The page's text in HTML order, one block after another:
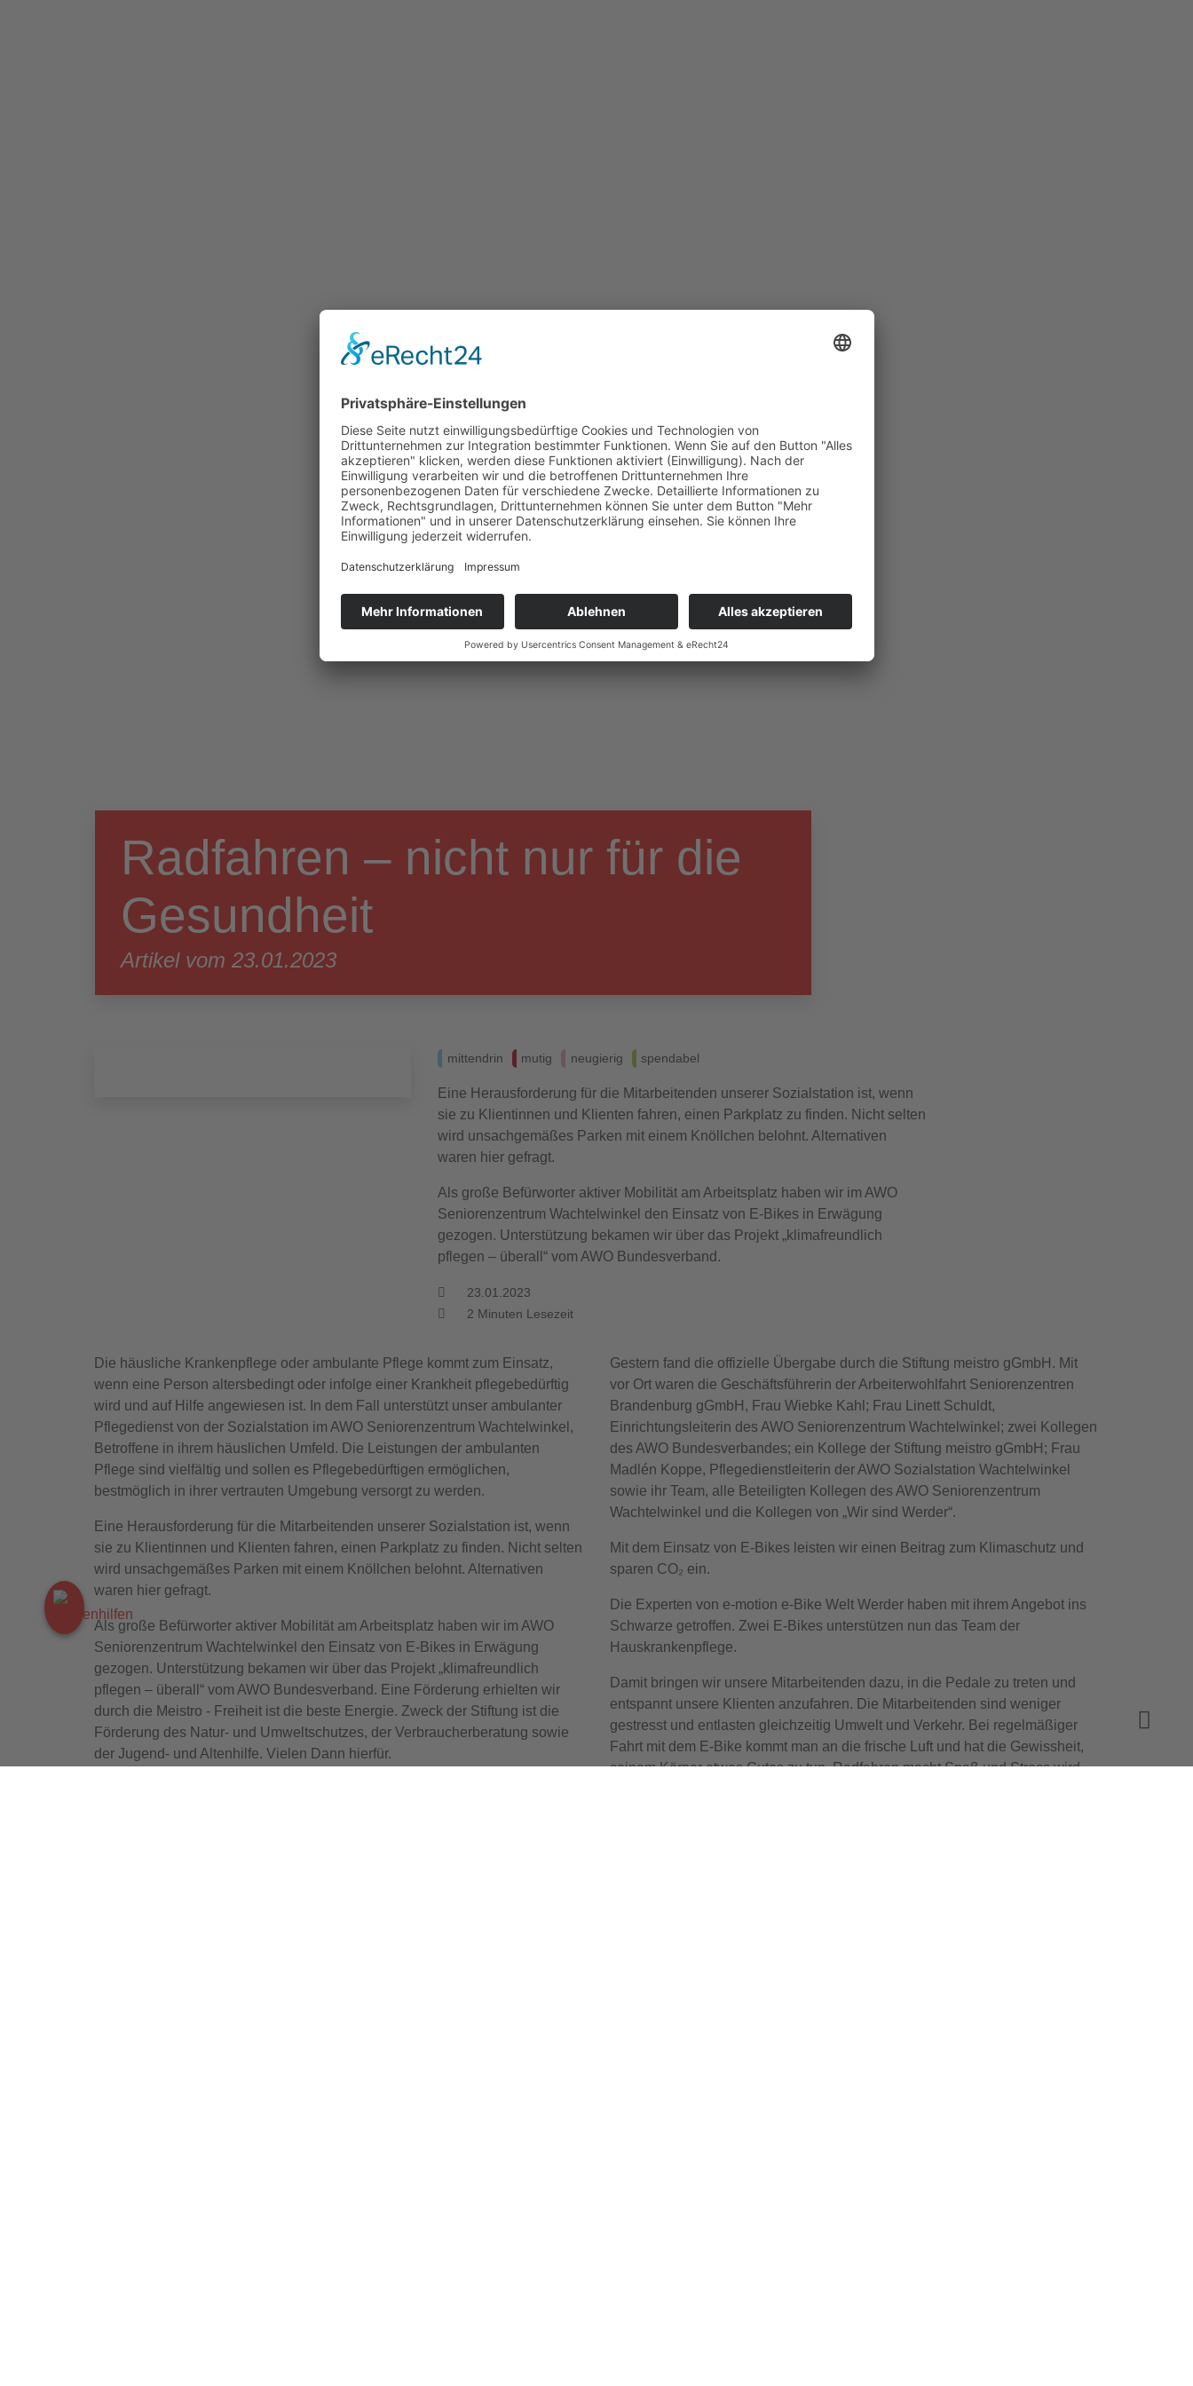
Radfahren – nicht nur für die
Gesundheit
Artikel vom 23.01.2023
mittendrin mutig neugierig spendabel
Eine Herausforderung für die Mitarbeitenden unserer Sozialstation ist, wenn
sie zu Klientinnen und Klienten fahren, einen Parkplatz zu finden. Nicht selten
wird unsachgemäßes Parken mit einem Knöllchen belohnt. Alternativen
waren hier gefragt.
Als große Befürworter aktiver Mobilität am Arbeitsplatz haben wir im AWO
Seniorenzentrum Wachtelwinkel den Einsatz von E-Bikes in Erwägung
gezogen. Unterstützung bekamen wir über das Projekt „klimafreundlich
pflegen – überall“ vom AWO Bundesverband.
23.01.2023
2 Minuten Lesezeit
Die häusliche Krankenpflege oder ambulante Pflege kommt zum Einsatz,
wenn eine Person altersbedingt oder infolge einer Krankheit pflegebedürftig
wird und auf Hilfe angewiesen ist. In dem Fall unterstützt unser ambulanter
Pflegedienst von der Sozialstation im AWO Seniorenzentrum Wachtelwinkel,
Betroffene in ihrem häuslichen Umfeld. Die Leistungen der ambulanten
Pflege sind vielfältig und sollen es Pflegebedürftigen ermöglichen,
bestmöglich in ihrer vertrauten Umgebung versorgt zu werden.
Eine Herausforderung für die Mitarbeitenden unserer Sozialstation ist, wenn
sie zu Klientinnen und Klienten fahren, einen Parkplatz zu finden. Nicht selten
wird unsachgemäßes Parken mit einem Knöllchen belohnt. Alternativen
waren hier gefragt.
Als große Befürworter aktiver Mobilität am Arbeitsplatz haben wir im AWO
Seniorenzentrum Wachtelwinkel den Einsatz von E-Bikes in Erwägung
gezogen. Unterstützung bekamen wir über das Projekt „klimafreundlich
pflegen – überall“ vom AWO Bundesverband. Eine Förderung erhielten wir
durch die Meistro - Freiheit ist die beste Energie. Zweck der Stiftung ist die
Förderung des Natur- und Umweltschutzes, der Verbraucherberatung sowie
der Jugend- und Altenhilfe. Vielen Dann hierfür.
Gestern fand die offizielle Übergabe durch die Stiftung meistro gGmbH. Mit
vor Ort waren die Geschäftsführerin der Arbeiterwohlfahrt Seniorenzentren
Brandenburg gGmbH, Frau Wiebke Kahl; Frau Linett Schuldt,
Einrichtungsleiterin des AWO Seniorenzentrum Wachtelwinkel; zwei Kollegen
des AWO Bundesverbandes; ein Kollege der Stiftung meistro gGmbH; Frau
Madlén Koppe, Pflegedienstleiterin der AWO Sozialstation Wachtelwinkel
sowie ihr Team, alle Beteiligten Kollegen des AWO Seniorenzentrum
Wachtelwinkel und die Kollegen von „Wir sind Werder“.
Mit dem Einsatz von E-Bikes leisten wir einen Beitrag zum Klimaschutz und
sparen CO₂ ein.
Die Experten von e-motion e-Bike Welt Werder haben mit ihrem Angebot ins
Schwarze getroffen. Zwei E-Bikes unterstützen nun das Team der
Hauskrankenpflege.
Damit bringen wir unsere Mitarbeitenden dazu, in die Pedale zu treten und
entspannt unsere Klienten anzufahren. Die Mitarbeitenden sind weniger
gestresst und entlasten gleichzeitig Umwelt und Verkehr. Bei regelmäßiger
Fahrt mit dem E-Bike kommt man an die frische Luft und hat die Gewissheit,
seinem Körper etwas Gutes zu tun. Radfahren macht Spaß und Stress wird